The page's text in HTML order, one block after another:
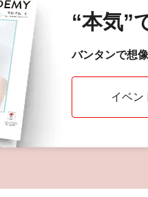
“本気”
バンタンで想
イベン